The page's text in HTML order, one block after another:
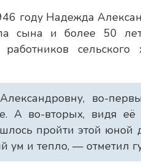
году Надежда
сына и более 50
во-
А во-вторых, видя
пройти этой юной
ум и тепло, — отметил